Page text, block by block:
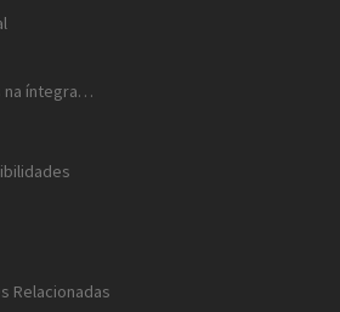
na íntegra…
Relacionadas